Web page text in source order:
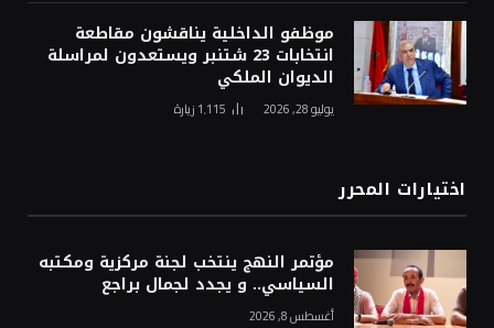
موظفو الداخلية يناقشون مقاطعة
انتخابات 23 شتنبر ويستعدون لمراسلة
الديوان الملكي
يوليو 28, 2026 1٬115 زيارة
اختيارات المحرر
مؤتمر النهج ينتخب لجنة مركزية ومكتبه
السياسي.. و يجدد لجمال براجع
أغسطس 8, 2026